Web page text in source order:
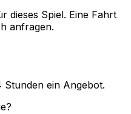
dieses Spiel. Eine Fahrt
anfragen.
ein Angebot.